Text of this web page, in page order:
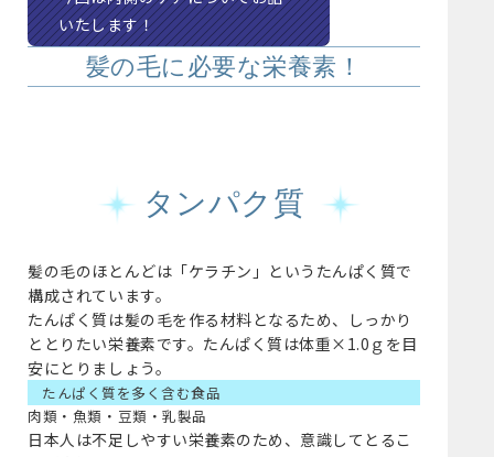
いたします！
髪の毛に必要な栄養素！
タンパク質
髪の毛のほとんどは「ケラチン」というたんぱく質で
構成されています。
たんぱく質は髪の毛を作る材料となるため、しっかり
ととりたい栄養素です。たんぱく質は体重×1.0ｇを目
安にとりましょう。
たんぱく質を多く含む食品
肉類・魚類・豆類・乳製品
日本人は不足しやすい栄養素のため、意識してとるこ